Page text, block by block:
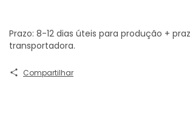
Prazo: 8-12 dias úteis para produção +
transportadora.
Compartilhar